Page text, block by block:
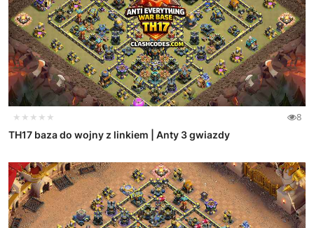
★★★★★ 8
TH17 baza do wojny z linkiem | Anty 3 gwiazdy